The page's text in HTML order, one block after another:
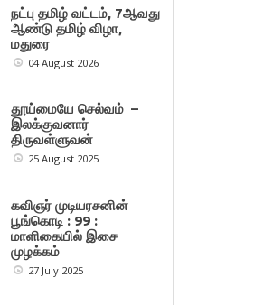
நட்பு தமிழ் வட்டம், 7ஆவது
ஆண்டு தமிழ் விழா,
மதுரை
04 August 2026
தூய்மையே செல்வம் –
இலக்குவனார்
திருவள்ளுவன்
25 August 2025
கவிஞர் முடியரசனின்
பூங்கொடி : 99 :
மாளிகையில் இசை
முழக்கம்
27 July 2025